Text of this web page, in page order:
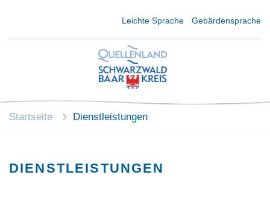
Leichte Sprache Gebärdensprache
Startseite Dienstleistungen
DIENSTLEISTUNGEN